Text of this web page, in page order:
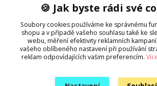
+420 602 715 192
(Po-Ne, 8-19 hod.)
info@emony.cz
🍪 Jak byste rádi své
Soubory cookies používáme ke správnému
shopu a v případě vašeho souhlasu také ke
webu, měření efektivity reklamních
vašeho oblíbeného nastavení při používání
reklam odpovídajících vašim preferencím.